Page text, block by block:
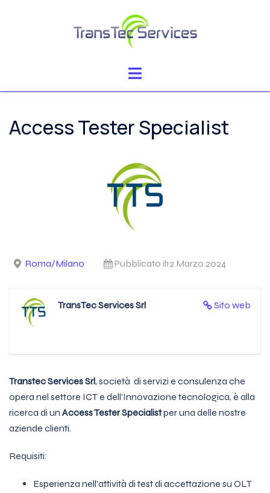
Mostra/Nascondi
Access Tester Specialist
Roma/Milano Pubblicato il12 Marzo 2024
Sito web
TransTec Services Srl
Transtec Services Srl, società di servizi e consulenza che
opera nel settore ICT e dell’Innovazione tecnologica, è alla
ricerca di un Access Tester Specialistper una delle nostre
aziende clienti.
Requisiti:
Esperienza nell’attività di test di accettazione su OLT